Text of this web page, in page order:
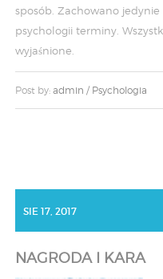
sposób. Zachowano
psychologii terminy.
wyjaśnione.
Post by: admin / Psychologia
SIE 17, 2017
NAGRODA I KARA